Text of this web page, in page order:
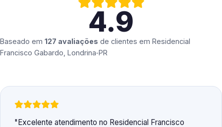
4.9
Baseado em 127 avaliações de clientes em Residencial
Francisco Gabardo, Londrina‑PR
Excelente atendimento no Residencial Francisco